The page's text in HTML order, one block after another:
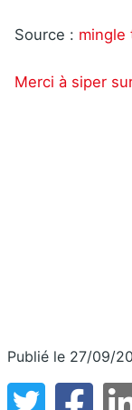
Source : mingle
Merci à siper
Publié le 27/09/